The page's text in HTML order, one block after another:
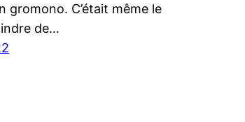
gromono. C’était même le
de…